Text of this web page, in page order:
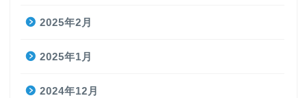
2025年2月
2025年1月
2024年12月